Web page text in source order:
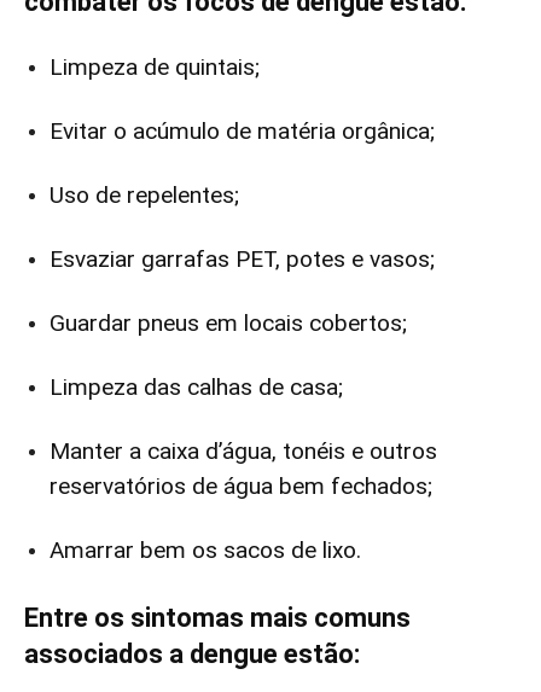
Limpeza de quintais;
Evitar o acúmulo de matéria orgânica;
Uso de repelentes;
Esvaziar garrafas PET, potes e vasos;
Guardar pneus em locais cobertos;
Limpeza das calhas de casa;
Manter a caixa d’água, tonéis e outros
reservatórios de água bem fechados;
Amarrar bem os sacos de lixo.
Entre os sintomas mais comuns
associados a dengue estão: